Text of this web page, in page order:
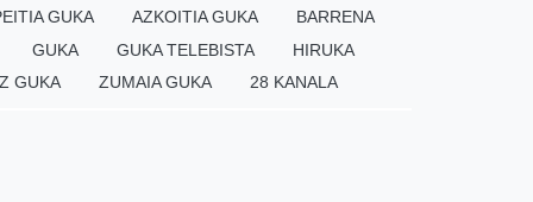
GUKA AZKOITIA GUKA
BARRENA
GUKA
GUKA TELEBISTA
HIRUKA
GUKA
ZUMAIA GUKA 28 KANALA